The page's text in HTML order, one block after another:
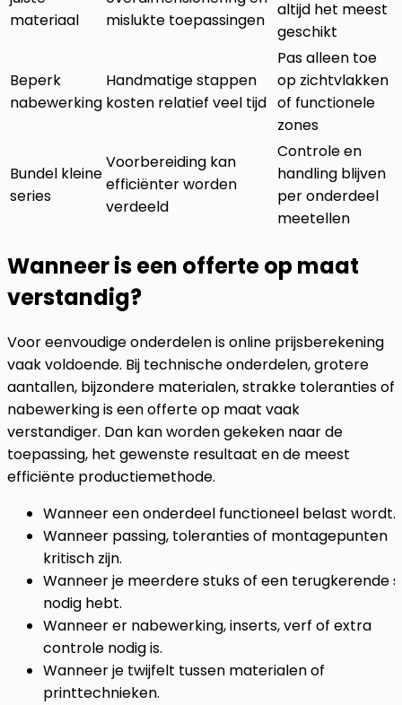
materiaal
mislukte toepassingen
altijd het meest
geschikt
Beperk
nabewerking
Handmatige stappen
kosten relatief veel tijd
Pas alleen toe
op zichtvlakken
of functionele
zones
Bundel kleine
series
Voorbereiding kan
efficiënter worden
verdeeld
Controle en
handling blijven
per onderdeel
meetellen
Wanneer is een offerte op maat
verstandig?
Voor eenvoudige onderdelen is online prijsberekening
vaak voldoende. Bij technische onderdelen, grotere
aantallen, bijzondere materialen, strakke toleranties of
nabewerking is een offerte op maat vaak
verstandiger. Dan kan worden gekeken naar de
toepassing, het gewenste resultaat en de meest
efficiënte productiemethode.
Wanneer een onderdeel functioneel belast wordt.
Wanneer passing, toleranties of montagepunten
kritisch zijn.
Wanneer je meerdere stuks of een terugkerende
nodig hebt.
Wanneer er nabewerking, inserts, verf of extra
controle nodig is.
Wanneer je twijfelt tussen materialen of
printtechnieken.